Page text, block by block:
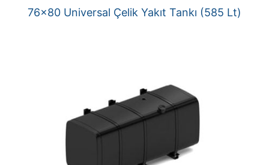
76×80 Universal Çelik Yakıt Tankı (585 Lt)